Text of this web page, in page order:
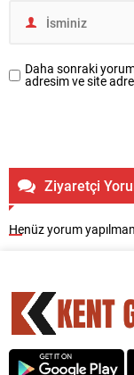
Daha sonraki
adresim ve site
Ziyaretçi
Henüz yorum